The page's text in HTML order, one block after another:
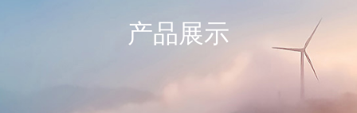
产品展示